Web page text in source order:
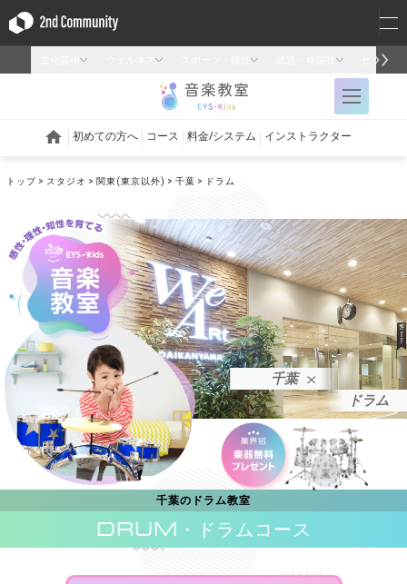
トップ スタジオ 関東(東京以外) 千葉 ドラム
千葉
ドラム
千葉のドラム教室
DRUM ・ドラムコース